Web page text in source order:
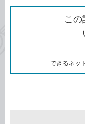
こ
できるネッ